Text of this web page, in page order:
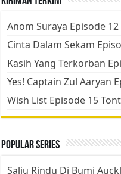
Anom Suraya Episode
Cinta Dalam Sekam
Kasih Yang Terkorban
Yes! Captain Zul Aaryan
Wish List Episode 15
Popular Series
Salju Rindu Di Bumi